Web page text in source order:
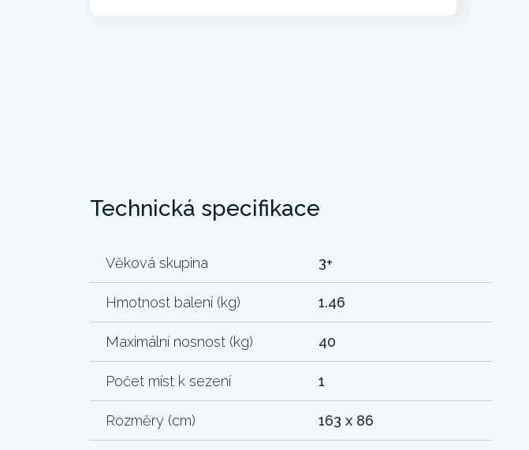
Technická specifikace
Věková skupina 3+
Hmotnost balení (kg) 1.46
Maximální nosnost (kg) 40
Počet míst k sezení 1
Rozměry (cm) 163 x 86